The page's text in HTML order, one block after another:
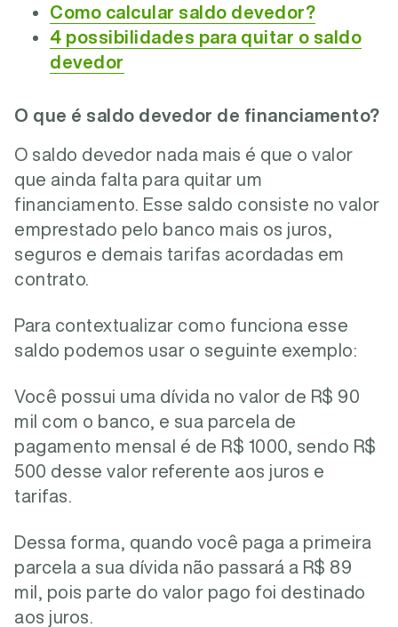
Como calcular saldo devedor?
4 possibilidades para quitar o saldo
devedor
O que é saldo devedor de financiamento?
O saldo devedor nada mais é que o valor
que ainda falta para quitar um
financiamento. Esse saldo consiste no valor
emprestado pelo banco mais os juros,
seguros e demais tarifas acordadas em
contrato.
Para contextualizar como funciona esse
saldo podemos usar o seguinte exemplo:
Você possui uma dívida no valor de R$ 90
mil com o banco, e sua parcela de
pagamento mensal é de R$ 1000, sendo R$
500 desse valor referente aos juros e
tarifas.
Dessa forma, quando você paga a primeira
parcela a sua dívida não passará a R$ 89
mil, pois parte do valor pago foi destinado
aos juros.